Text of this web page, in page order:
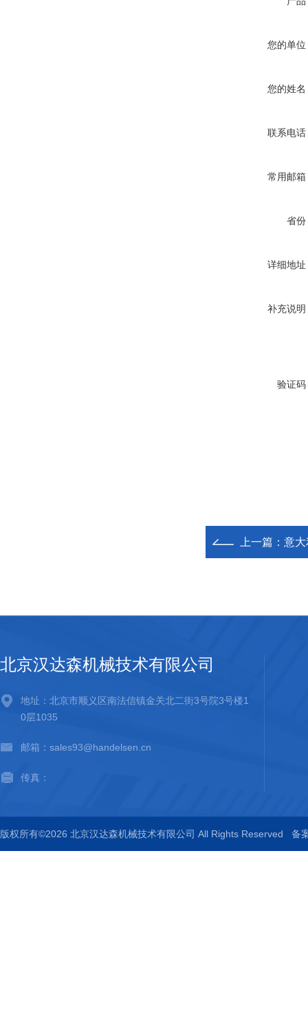
您的单位
您的姓名
联系电话
常用邮箱
省份
详细地址
补充说明
验证码
上一篇： 意
北京汉达森机械技术有限公司
地址：北京市顺义区南法信镇金关北二街3号院3号楼1
0层1035
邮箱：sales93@handelsen.cn
传真：
版权所有©2026 北京汉达森机械技术有限公司 All Rights Reserved 备